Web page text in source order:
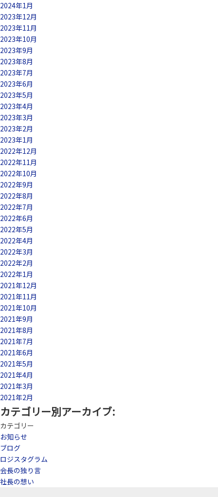
2024年1月
2023年12月
2023年11月
2023年10月
2023年9月
2023年8月
2023年7月
2023年6月
2023年5月
2023年4月
2023年3月
2023年2月
2023年1月
2022年12月
2022年11月
2022年10月
2022年9月
2022年8月
2022年7月
2022年6月
2022年5月
2022年4月
2022年3月
2022年2月
2022年1月
2021年12月
2021年11月
2021年10月
2021年9月
2021年8月
2021年7月
2021年6月
2021年5月
2021年4月
2021年3月
2021年2月
カテゴリー別アーカイブ:
カテゴリー
お知らせ
ブログ
ロジスタグラム
会長の独り言
社長の想い